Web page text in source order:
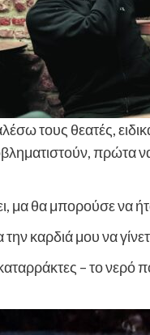
τους θεατές,
πρώτα
μα θα μπορούσε να
καρδιά μου να
– το